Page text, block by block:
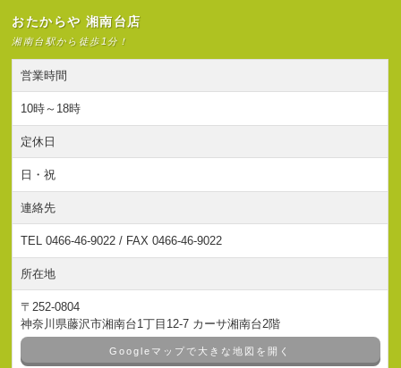
おたからや 湘南台店
湘南台駅から徒歩1分！
営業時間
10時～18時
定休日
日・祝
連絡先
TEL 0466-46-9022 / FAX 0466-46-9022
所在地
〒252-0804
神奈川県藤沢市湘南台1丁目12-7 カーサ湘南台2階
Googleマップで大きな地図を開く